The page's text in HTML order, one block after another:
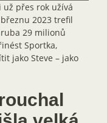
už přes rok užívá
2023 trefil
29 milionů
Sportka,
jako Steve – jako